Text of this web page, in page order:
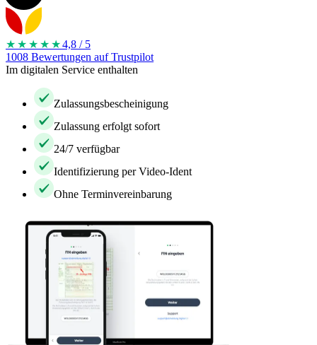
★★★★ ★4,8 / 5
1008 Bewertungen auf Trustpilot
Im digitalen Service enthalten
Zulassungsbescheinigung
Zulassung erfolgt sofort
24/7 verfügbar
Identifizierung per Video-Ident
Ohne Terminvereinbarung